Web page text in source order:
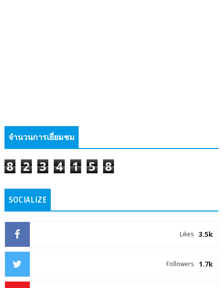
จำนวนการเยี่ยมชม
8 2 3 4 1 5 8
SOCIALIZE
3.5k
Likes
1.7k
Followers